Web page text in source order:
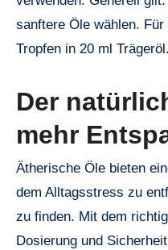
sanftere Öle wählen.
Tropfen in 20 ml Trägeröl.
Der
mehr
Ätherische Öle bieten
dem Alltagsstress zu
zu finden. Mit dem
Dosierung und